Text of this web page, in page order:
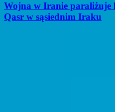
Wojna w Iranie paraliżuje
Qasr w sąsiednim Iraku